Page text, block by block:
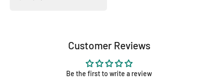
Customer Reviews
Be the first to write a review